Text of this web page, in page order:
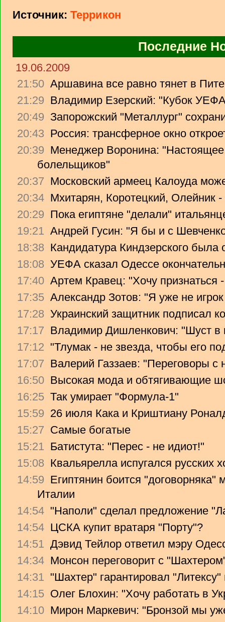
Источник: Террикон
Последние
19.06.2009
21:50 Аршавина все равно тянет в
21:29 Владимир Езерский: "Кубок
20:49 Запорожский "Металлург"
20:43 Россия: трансферное окно
20:39 Менеджер Воронина: "Настоящее
болельщиков"
20:37 Московский армеец Калоуда
20:34 Мхитарян, Коротецкий, Олейник -
20:29 Пока египтяне "делали"
19:21 Андрей Гусин: "Я бы и с
18:38 Кандидатура Киндзерского была
18:08 УЕФА сказал Одессе
17:40 Артем Кравец: "Хочу признаться
17:35 Александр Зотов: "Я уже не
17:28 Украинский защитник подписал
17:17 Владимир Дишленкович: "Шуст в
17:12 "Тлумак - не звезда, чтобы его
17:07 Валерий Газзаев: "Переговоры с
16:50 Высокая мода и обтягивающие
16:25 Так умирает "Формула-1"
15:59 26 июля Кака и Криштиану
15:27 Самые богатые
15:21 Батистута: "Перес - не идиот!"
15:08 Квальярелла испугался русских
14:59 Египтянин боится
Италии
14:54 "Наполи" сделал предложение
14:54 ЦСКА купит вратаря "Порту"?
14:51 Дэвид Тейлор ответил мэру
14:34 Монсон переговорит с
14:31 "Шахтер" гарантировал
14:15 Олег Блохин: "Хочу работать в
14:10 Мирон Маркевич: "Бронзой мы